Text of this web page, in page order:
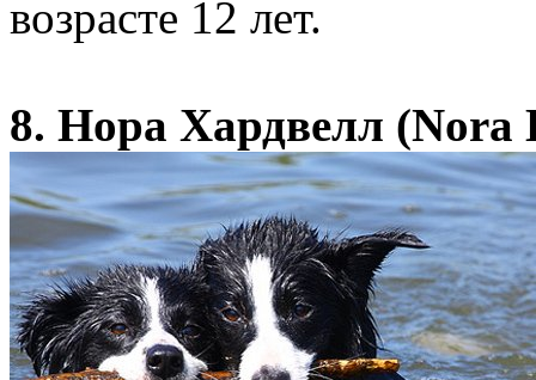
возрасте 12 лет.
8. Нора Хардвелл (Nora